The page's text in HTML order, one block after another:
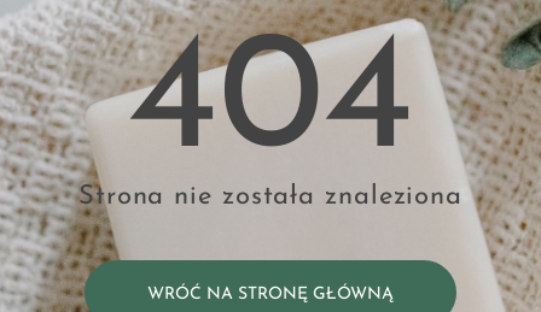
404
Strona nie została znaleziona
WRÓĆ NA STRONĘ GŁÓWNĄ